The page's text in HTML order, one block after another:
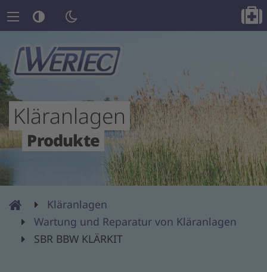
Kläranlagen
Produkte
Wertec
Kläranlagenprofi
Kläranlagen
Wartung und Reparatur von Kläranlagen
SBR BBW KLÄRKIT